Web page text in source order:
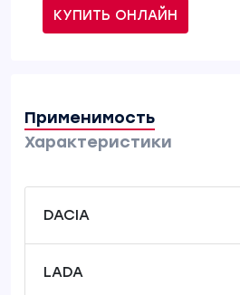
КУПИТЬ ОНЛАЙН
Применимость
Характеристики
DACIA
LADA